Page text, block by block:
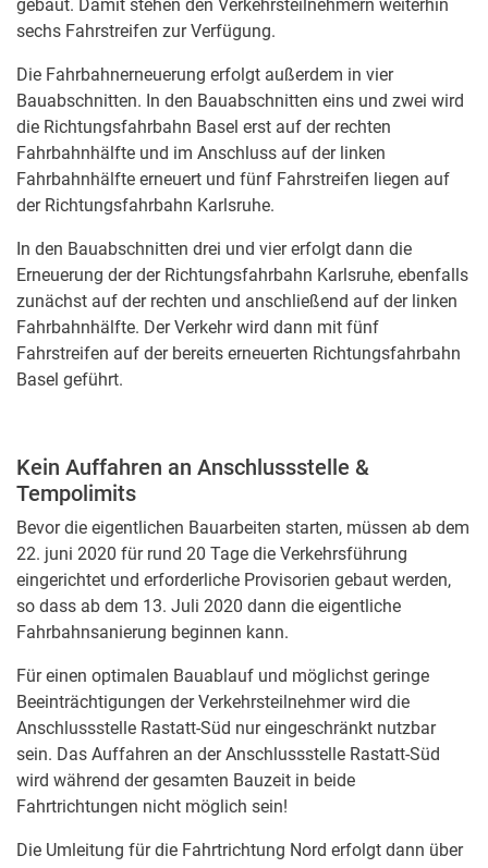
gebaut. Damit stehen den Verkehrsteilnehmern weiterhin
sechs Fahrstreifen zur Verfügung.
Die Fahrbahnerneuerung erfolgt außerdem in vier
Bauabschnitten. In den Bauabschnitten eins und zwei wird
die Richtungsfahrbahn Basel erst auf der rechten
Fahrbahnhälfte und im Anschluss auf der linken
Fahrbahnhälfte erneuert und fünf Fahrstreifen liegen auf
der Richtungsfahrbahn Karlsruhe.
In den Bauabschnitten drei und vier erfolgt dann die
Erneuerung der der Richtungsfahrbahn Karlsruhe, ebenfalls
zunächst auf der rechten und anschließend auf der linken
Fahrbahnhälfte. Der Verkehr wird dann mit fünf
Fahrstreifen auf der bereits erneuerten Richtungsfahrbahn
Basel geführt.
Kein Auffahren an Anschlussstelle &
Tempolimits
Bevor die eigentlichen Bauarbeiten starten, müssen ab dem
22. juni 2020 für rund 20 Tage die Verkehrsführung
eingerichtet und erforderliche Provisorien gebaut werden,
so dass ab dem 13. Juli 2020 dann die eigentliche
Fahrbahnsanierung beginnen kann.
Für einen optimalen Bauablauf und möglichst geringe
Beeinträchtigungen der Verkehrsteilnehmer wird die
Anschlussstelle Rastatt-Süd nur eingeschränkt nutzbar
sein. Das Auffahren an der Anschlussstelle Rastatt-Süd
wird während der gesamten Bauzeit in beide
Fahrtrichtungen nicht möglich sein!
Die Umleitung für die Fahrtrichtung Nord erfolgt dann über